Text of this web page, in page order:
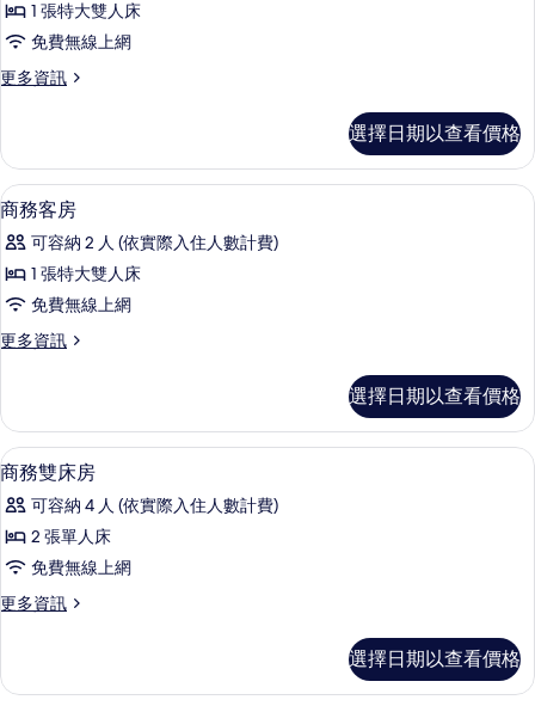
選
條
房
(Yizun)
的
有
相
片
1 張特大雙人床
免費無線上網
更多資訊
更
(Yizun)
的
詳
選擇日期以查看價格
顯
示
商
務
房
所
有
相
片
25
商務客房
可容納 2 人 (依實際入住人數計費)
1 張特大雙人床
免費無線上網
更多資訊
更
客
房
的
情
選擇日期以查看價格
顯
示
商
務
床
的
18
商務雙床房
可容納 4 人 (依實際入住人數計費)
2 張單人床
免費無線上網
更多資訊
更
雙
選擇日期以查看價格